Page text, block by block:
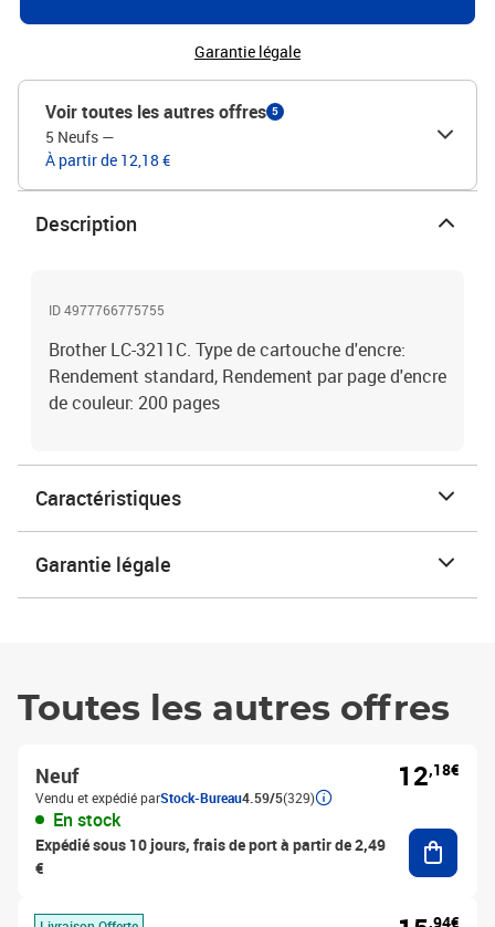
Garantie légale
Voir toutes les autres offres 5
5 Neufs —
À partir de 12,18 €
Description
ID 4977766775755
Brother LC-3211C. Type de cartouche d'encre:
Rendement standard, Rendement par page d'encre
de couleur: 200 pages
Caractéristiques
Garantie légale
Toutes les autres offres
Neuf
Vendu et expédié parStock-Bureau4.59/5(329)
En stock
Expédié sous 10 jours, frais de port à partir de 2,49
€
12,18€
,94€